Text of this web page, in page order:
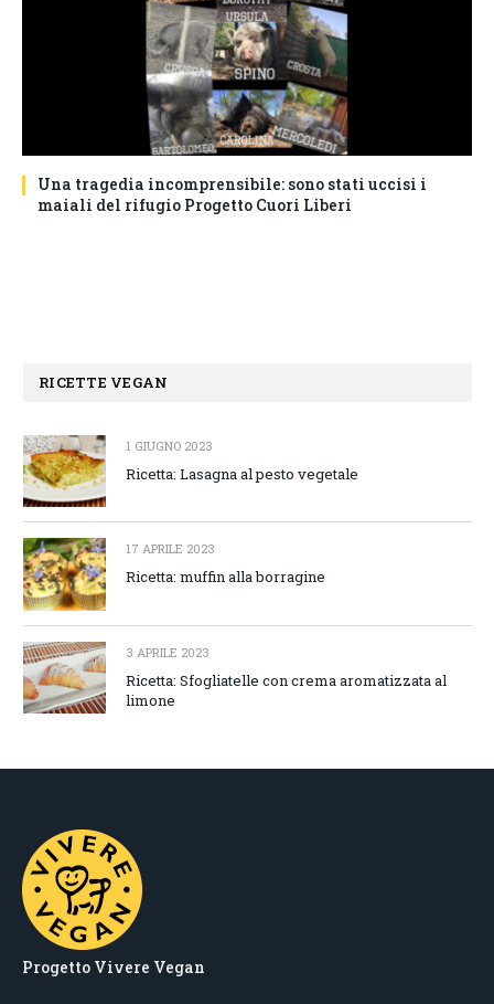
Una tragedia incomprensibile: sono stati uccisi i
maiali del rifugio Progetto Cuori Liberi
RICETTE VEGAN
1 GIUGNO 2023
Ricetta: Lasagna al pesto vegetale
17 APRILE 2023
Ricetta: muffin alla borragine
3 APRILE 2023
Ricetta: Sfogliatelle con crema aromatizzata al
limone
Progetto Vivere Vegan